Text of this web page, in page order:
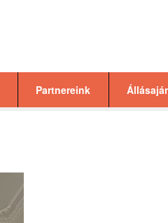
Partnereink